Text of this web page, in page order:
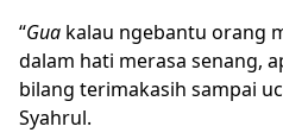
“Gua kalau ngebantu orang
dalam hati merasa senang,
bilang terimakasih sampai
Syahrul.